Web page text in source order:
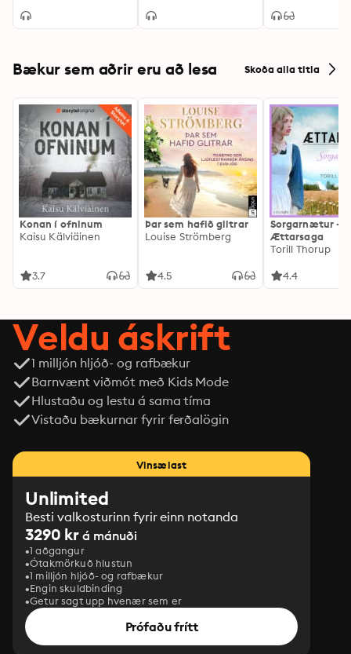
Bækur sem aðrir eru að lesa Skoða alla titla
Konan í ofninum
Kaisu Kälviäinen
3.7
Þar sem hafið glitrar
Louise Strömberg
4.5
Sorgarnætur -
Ættarsaga
Torill Thorup
4.4
Veldu áskrift
1 milljón hljóð- og rafbækur
Barnvænt viðmót með Kids Mode
Hlustaðu og lestu á sama tíma
Vistaðu bækurnar fyrir ferðalögin
Vinsælast
Unlimited
Besti valkosturinn fyrir einn notanda
3290 kr á mánuði
1 aðgangur
Ótakmörkuð hlustun
1 milljón hljóð- og rafbækur
Engin skuldbinding
Getur sagt upp hvenær sem er
Prófaðu frítt